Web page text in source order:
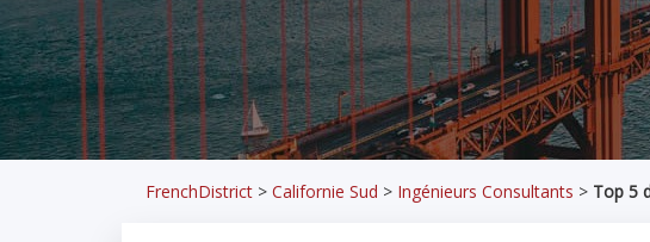
FrenchDistrict > Californie Sud > Ingénieurs Consultants > Top 5